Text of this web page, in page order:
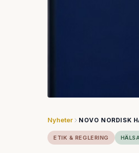
Nyheter NOVO NORDISK
ETIK & REGLERING